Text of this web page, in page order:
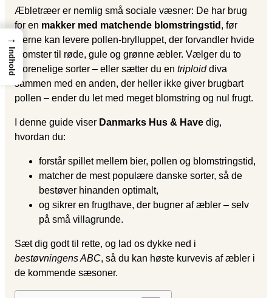
Æbletræer er nemlig små sociale væsner: De har brug
for en makker med matchende blomstringstid , før
bierne kan levere pollen-brylluppet, der forvandler hvide
blomster til røde, gule og grønne æbler. Vælger du to
uforenelige sorter – eller sætter du en triploiddiva
sammen med en anden, der heller ikke giver brugbart
pollen – ender du let med meget blomstring og nul frugt.
I denne guide viser Danmarks Hus & Have dig,
hvordan du:
forstår spillet mellem bier, pollen og blomstringstid,
matcher de mest populære danske sorter, så de
bestøver hinanden optimalt,
og sikrer en frugthave, der bugner af æbler – selv
på små villagrunde.
Sæt dig godt til rette, og lad os dykke ned i
bestøvningens ABC, så du kan høste kurvevis af æbler i
de kommende sæsoner.
→
Indhold